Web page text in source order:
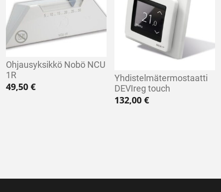
Ohjausyksikkö Nobö NCU
1R
49,50 €
Yhdistelmätermostaatti
DEVIreg touch
132,00€